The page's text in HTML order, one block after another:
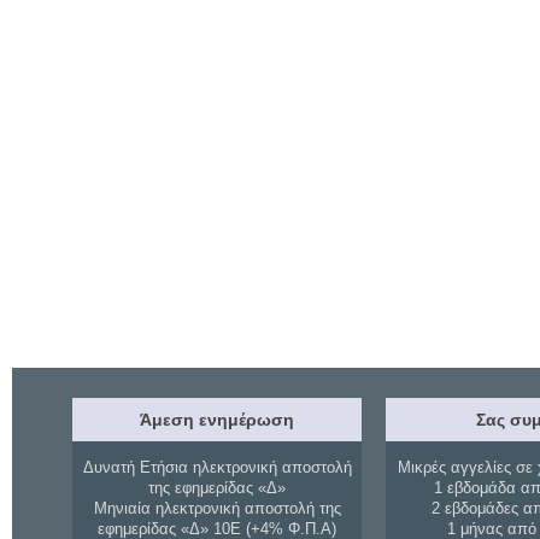
Άμεση ενημέρωση
Δυνατή Ετήσια ηλεκτρονική αποστολή
της εφημερίδας «Δ»
Μηνιαία ηλεκτρονική αποστολή της
εφημερίδας «Δ» 10Ε (+4% Φ.Π.Α)
Σας
Μικρές αγγελίες σε
1 εβδομάδα
2 εβδομάδες
1 μήνας